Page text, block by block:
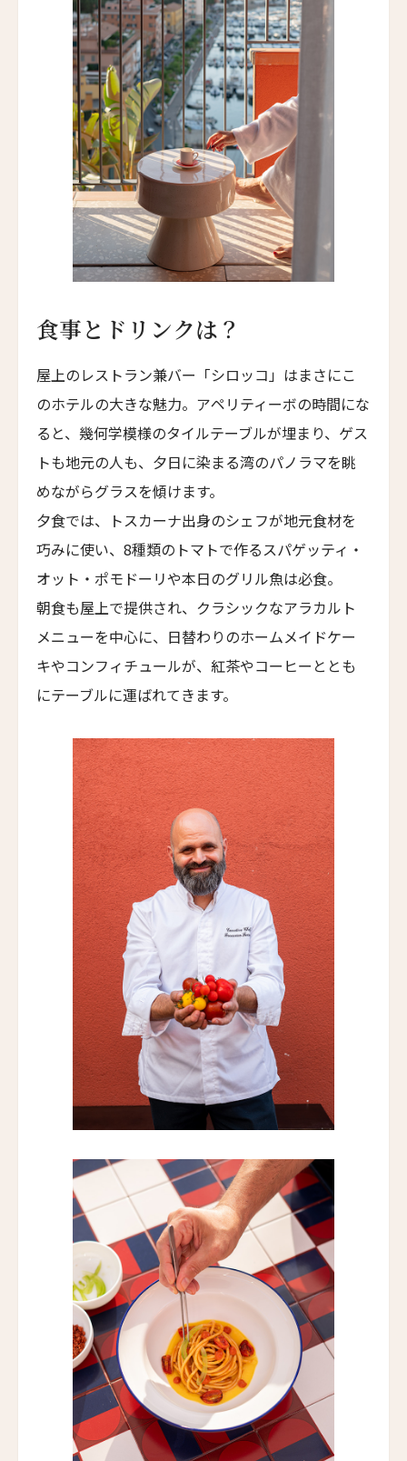
Younch Hotel Xi'an
ホテル長楽館
Hotel Chourakukan
フォションホテル京都
Fauchon L’Hotel Kyoto
ホテル・エクラ・北京
Hotel Éclat Beijing
イントゥ・ホテル・チビ
INTO Hotel Chibi
カイプー・オン・ザ・リーフ
ザ・ドーン・ラグジュアリーホテル
ホテル・レ・アルミュール
Hotel Les Armures
チョウシュイ・ヴィラ
Qiushui Villa
レイクビュー・ホテル・ユロンワン
Lakeview Hotel Yulongwan Kunming
ザ・ハンユウ・ガーデン・リザーブ・スージョウ
The Hanyu Garden Reserve Suzhou
ザ・スコータイ・シャンハイ
The Sukhothai Shanghai
ニュー・ジンリー・ホテル
New Jingli Hotel
ジー・ユン・シュアン・チン・リゾート＆スパ
Zi Yun Xuan Qing Resort & Spa
ザ・ムーン・マンション
The Moon Mansion
ファン・イェン・36・ホテル
HUANG YAN 36 Hotel
ヤンバイ・ヴィラ
Yanbai Villa
ジャンガラ・ドンファン
Jangala Dunhuang
LNホテル・ファイブ
LN Hotel Five
カイプー・ベルフリー
Kaipuu Belfry
The Battery
サウスブリッジ・ナパ・バレー
Southbridge Napa Valley
カーネロス・リゾート＆スパ
Carneros Resort and Spa
ヴィラ・ベルーノ ホテル＆スパ
Villa Beluno Hotel & Spa
コレントソレイク＆リバーホテル
Correntoso Lake & River Hotel
カサ・デ・ウコ ヴィンヤーズ＆ワインリゾート
Casa de Uco Vineyards & Wine Resort
食事とドリンクは？
屋上のレストラン兼バー「シロッコ」はまさにこ
のホテルの大きな魅力。アペリティーボの時間にな
ると、幾何学模様のタイルテーブルが埋まり、ゲス
トも地元の人も、夕日に染まる湾のパノラマを眺
めながらグラスを傾けます。
夕食では、トスカーナ出身のシェフが地元食材を
巧みに使い、8種類のトマトで作るスパゲッティ・
オット・ポモドーリや本日のグリル魚は必食。
朝食も屋上で提供され、クラシックなアラカルト
メニューを中心に、日替わりのホームメイドケー
キやコンフィチュールが、紅茶やコーヒーととも
にテーブルに運ばれてきます。